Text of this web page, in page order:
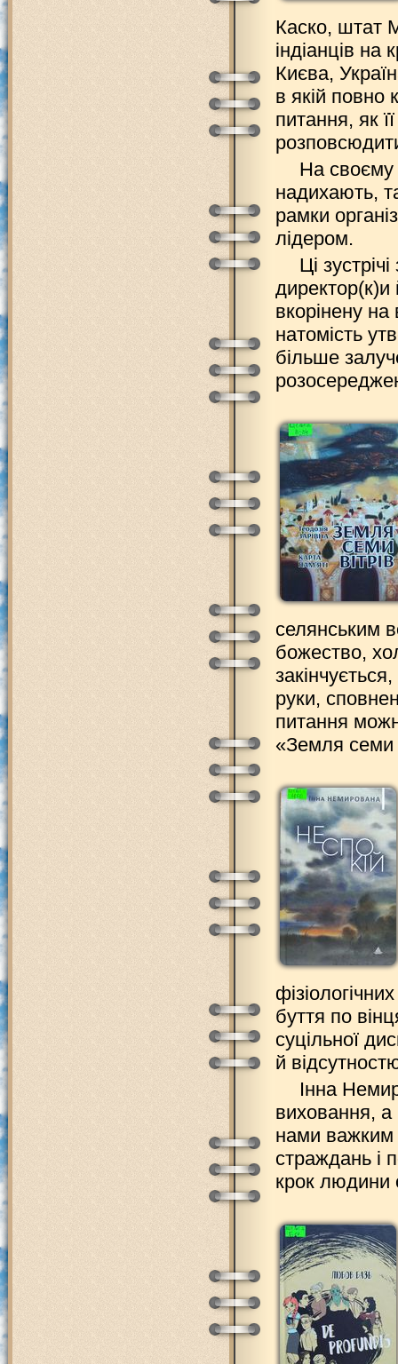
Каско, штат
індіанців
Києва,
в якій повно
питання, як
На своєму
надихають,
рамки
лідером.
Ці
директор(к)и
вкорінену на
натомість
більше
селянським
божество,
руки,
питання
«Земля семи
буття по
суцільної
й
Інна
виховання, а
нами важким
страждань і
крок людини